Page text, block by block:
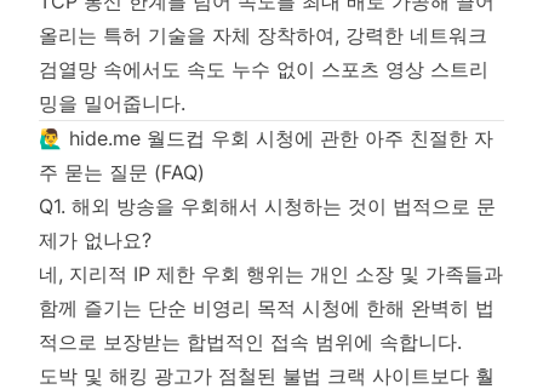
올리는 특허 기술을 자체 장착하여, 강력한 네트워크
검열망 속에서도 속도 누수 없이 스포츠 영상 스트리
밍을 밀어줍니다.
🙋‍♂️ hide.me 월드컵 우회 시청에 관한 아주 친절한 자
주 묻는 질문 (FAQ)
Q1. 해외 방송을 우회해서 시청하는 것이 법적으로 문
제가 없나요?
네, 지리적 IP 제한 우회 행위는 개인 소장 및 가족들과
함께 즐기는 단순 비영리 목적 시청에 한해 완벽히 법
적으로 보장받는 합법적인 접속 범위에 속합니다.
도박 및 해킹 광고가 점철된 불법 크랙 사이트보다 훨